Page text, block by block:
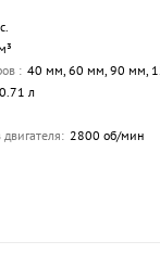
: 40 мм, 60 мм, 90 мм, 120
0.71 л
2800 об/мин